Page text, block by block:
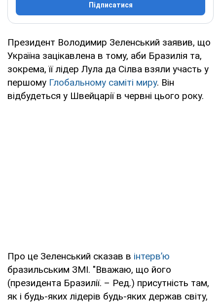
Підписатися
Президент Володимир Зеленський заявив, що
Україна зацікавлена в тому, аби Бразилія та,
зокрема, її лідер Лула да Сілва взяли участь у
першому Глобальному саміті миру. Він
відбудеться у Швейцарії в червні цього року.
Про це Зеленський сказав в інтервʼю
бразильським ЗМІ. "Вважаю, що його
(президента Бразилії. – Ред.) присутність там,
як і будь-яких лідерів будь-яких держав світу,